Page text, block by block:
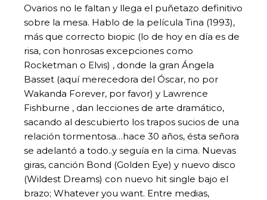
Ovarios no le faltan y llega el puñetazo definitivo
sobre la mesa. Hablo de la película Tina (1993),
más que correcto biopic (lo de hoy en día es de
risa, con honrosas excepciones como
Rocketman o Elvis) , donde la gran Ángela
Basset (aquí merecedora del Óscar, no por
Wakanda Forever, por favor) y Lawrence
Fishburne , dan lecciones de arte dramático,
sacando al descubierto los trapos sucios de una
relación tormentosa…hace 30 años, ésta señora
se adelantó a todo..y seguía en la cima. Nuevas
giras, canción Bond (Golden Eye) y nuevo disco
(Wildest Dreams) con nuevo hit single bajo el
brazo; Whatever you want. Entre medias,